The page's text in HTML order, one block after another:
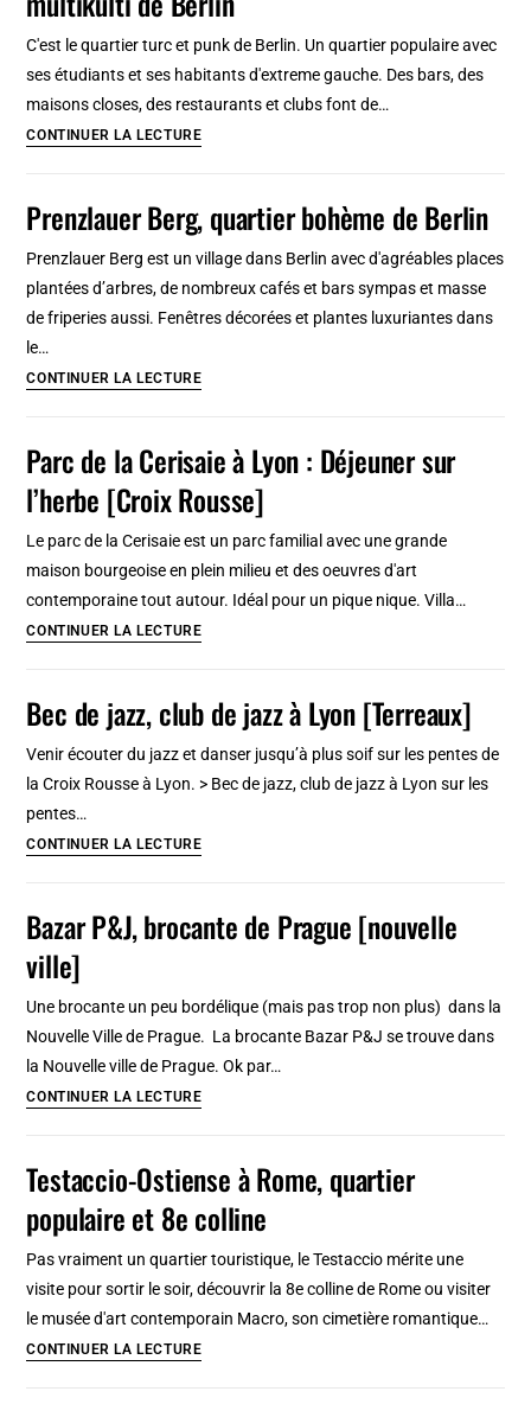
et
C'est le quartier turc et punk de Berlin. Un quartier populaire avec
ses étudiants et ses habitants d'extreme gauche. Des bars, des
maisons closes, des restaurants et clubs font de…
CONTINUER LA LECTUREKreuzberg
punk,
alternatif
et
multikulti
Berlin
Prenzlauer Berg, quartier bohème de Berlin
Prenzlauer Berg est un village dans Berlin avec d'agréables places
plantées d’arbres, de nombreux cafés et bars sympas et masse
de friperies aussi. Fenêtres décorées et plantes luxuriantes dans
le…
CONTINUER LA LECTUREPrenzlauer
bohème
de
Parc de la Cerisaie à Lyon : Déjeuner sur
l’herbe [Croix Rousse]
Le parc de la Cerisaie est un parc familial avec une grande
maison bourgeoise en plein milieu et des oeuvres d'art
contemporaine tout autour. Idéal pour un pique nique. Villa…
CONTINUER LA LECTUREParc
Cerisaie
à
Lyon
Déjeuner
[Croix
Bec de jazz, club de jazz à Lyon [Terreaux]
Venir écouter du jazz et danser jusqu’à plus soif sur les pentes de
la Croix Rousse à Lyon. > Bec de jazz, club de jazz à Lyon sur les
pentes…
CONTINUER LA LECTUREBec
club
[Terreaux]
Bazar P&J, brocante de Prague [nouvelle
ville]
Une brocante un peu bordélique (mais pas trop non plus) dans la
Nouvelle Ville de Prague. La brocante Bazar P&J se trouve dans
la Nouvelle ville de Prague. Ok par…
CONTINUER LA LECTUREBazar
de
Prague
Testaccio-Ostiense à Rome, quartier
populaire et 8e colline
Pas vraiment un quartier touristique, le Testaccio mérite une
visite pour sortir le soir, découvrir la 8e colline de Rome ou visiter
le musée d'art contemporain Macro, son cimetière romantique…
CONTINUER LA LECTURETestaccio-